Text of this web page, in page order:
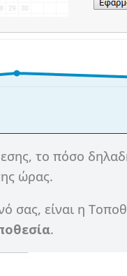
το πόσο
ώρας.
σας, είναι η
.